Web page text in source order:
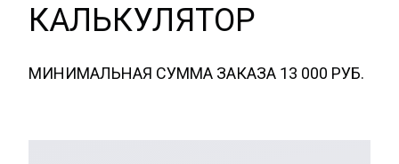
КАЛЬКУЛЯТОР
МИНИМАЛЬНАЯ СУММА ЗАКАЗА 13 000 РУБ.